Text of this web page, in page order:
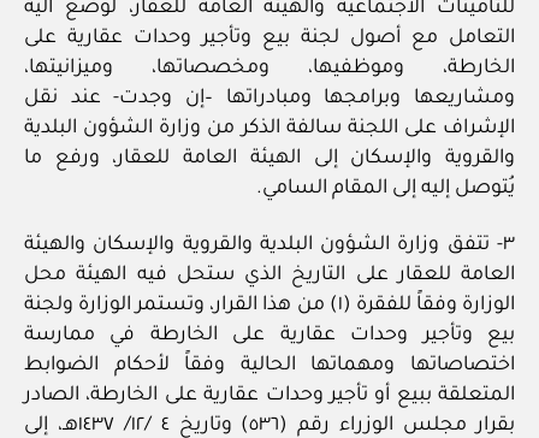
للتأمينات الاجتماعية والهيئة العامة للعقار، لوضع آلية
التعامل مع أصول لجنة بيع وتأجير وحدات عقارية على
الخارطة، وموظفيها، ومخصصاتها، وميزانيتها،
ومشاريعها وبرامجها ومبادراتها –إن وجدت- عند نقل
الإشراف على اللجنة سالفة الذكر من وزارة الشؤون البلدية
والقروية والإسكان إلى الهيئة العامة للعقار، ورفع ما
يُتوصل إليه إلى المقام السامي.
٣- تتفق وزارة الشؤون البلدية والقروية والإسكان والهيئة
العامة للعقار على التاريخ الذي ستحل فيه الهيئة محل
الوزارة وفقاً للفقرة (١) من هذا القرار، وتستمر الوزارة ولجنة
بيع وتأجير وحدات عقارية على الخارطة في ممارسة
اختصاصاتها ومهماتها الحالية وفقاً لأحكام الضوابط
المتعلقة ببيع أو تأجير وحدات عقارية على الخارطة، الصادر
بقرار مجلس الوزراء رقم (٥٣٦) وتاريخ ٤ /١٢/ ١٤٣٧هـ، إلى